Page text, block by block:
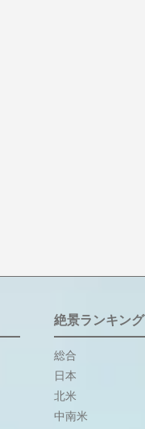
絶景ランキング
総合
日本
北米
中南米